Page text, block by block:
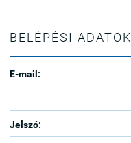
BELÉPÉSI ADATOK
E-mail:
Jelszó: